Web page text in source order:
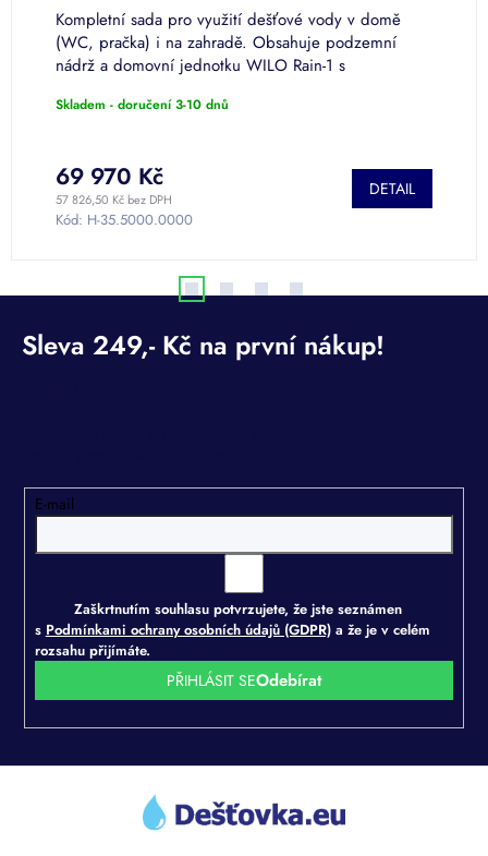
Kompletní sada pro využití dešťové vody v domě
(WC, pračka) i na zahradě. Obsahuje podzemní
nádrž a domovní jednotku WILO Rain-1 s
Skladem - doručení 3-10 dnů
57 826,50 Kč bez DPH
69 970 Kč DETAIL
Kód: H-35.5000.0000
E-mail
Zaškrtnutím souhlasu potvrzujete, že jste seznámen
s Podmínkami ochrany osobních údajů (GDPR)a že je v celém
rozsahu přijímáte.
PŘIHLÁSIT SE
Z